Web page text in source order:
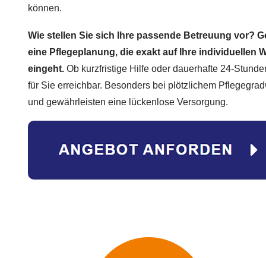
können.
Wie stellen Sie sich Ihre passende Betreuung vor?
eine Pflegeplanung, die exakt auf Ihre individuellen
eingeht. Ob kurzfristige Hilfe oder dauerhafte 24-
für Sie erreichbar. Besonders bei plötzlichem
und gewährleisten eine lückenlose Versorgung.